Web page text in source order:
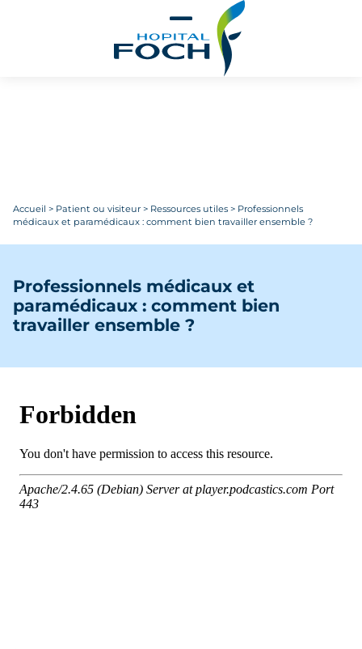
Accueil > Patient ou visiteur > Ressources utiles > Professionnels
médicaux et paramédicaux : comment bien travailler ensemble ?
Professionnels médicaux et
paramédicaux : comment bien
travailler ensemble ?